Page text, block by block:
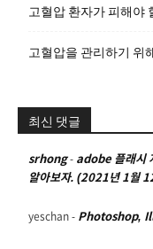
고혈압 환자가 피해야
고혈압을 관리하기 위
최신 댓글
srhong- adobe 플래시
알아보자. (2021년 1월
yeschan - Photoshop,